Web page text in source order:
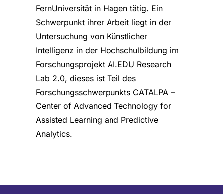
FernUniversität in Hagen tätig. Ein
Schwerpunkt ihrer Arbeit liegt in der
Untersuchung von Künstlicher
Intelligenz in der Hochschulbildung im
Forschungsprojekt AI.EDU Research
Lab 2.0, dieses ist Teil des
Forschungsschwerpunkts CATALPA –
Center of Advanced Technology for
Assisted Learning and Predictive
Analytics.